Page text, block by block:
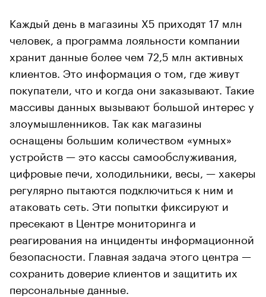
Каждый день в магазины Х5 приходят 17 млн
человек, а программа лояльности компании
хранит данные более чем 72,5 млн активных
клиентов. Это информация о том, где живут
покупатели, что и когда они заказывают. Такие
массивы данных вызывают большой интерес у
злоумышленников. Так как магазины
оснащены большим количеством «умных»
устройств — это кассы самообслуживания,
цифровые печи, холодильники, весы, — хакеры
регулярно пытаются подключиться к ним и
атаковать сеть. Эти попытки фиксируют и
пресекают в Центре мониторинга и
реагирования на инциденты информационной
безопасности. Главная задача этого центра —
сохранить доверие клиентов и защитить их
персональные данные.